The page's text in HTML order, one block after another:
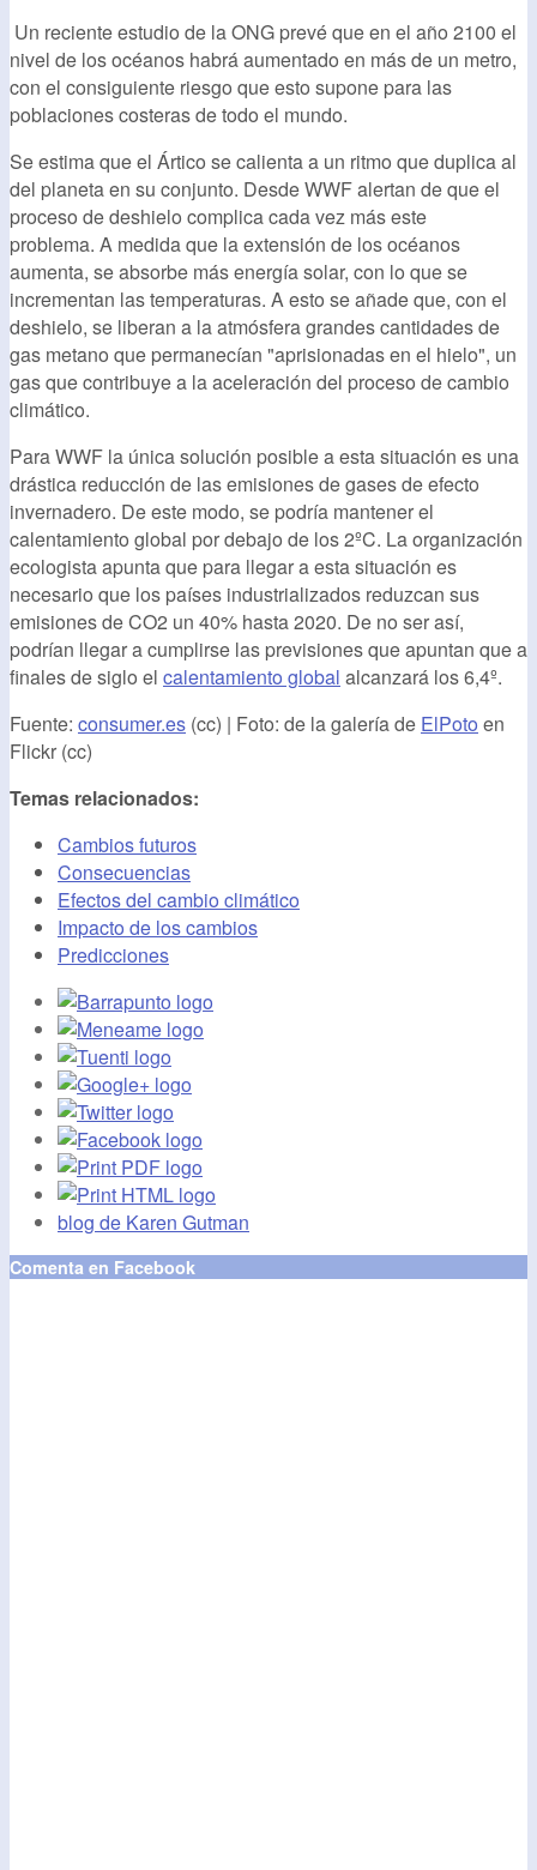
Un reciente estudio de la ONG prevé que en el año 2100 el
nivel de los océanos habrá aumentado en más de un metro,
con el consiguiente riesgo que esto supone para las
poblaciones costeras de todo el mundo.
Se estima que el Ártico se calienta a un ritmo que duplica al
del planeta en su conjunto. Desde WWF alertan de que el
proceso de deshielo complica cada vez más este
problema. A medida que la extensión de los océanos
aumenta, se absorbe más energía solar, con lo que se
incrementan las temperaturas. A esto se añade que, con el
deshielo, se liberan a la atmósfera grandes cantidades de
gas metano que permanecían "aprisionadas en el hielo", un
gas que contribuye a la aceleración del proceso de cambio
climático.
Para WWF la única solución posible a esta situación es una
drástica reducción de las emisiones de gases de efecto
invernadero. De este modo, se podría mantener el
calentamiento global por debajo de los 2ºC. La organización
ecologista apunta que para llegar a esta situación es
necesario que los países industrializados reduzcan sus
emisiones de CO2 un 40% hasta 2020. De no ser así,
podrían llegar a cumplirse las previsiones que apuntan que a
finales de siglo el calentamiento global alcanzará los 6,4º.
Fuente: consumer.es (cc) | Foto: de la galería de ElPoto en
Flickr (cc)
Temas relacionados:
Cambios futuros
Consecuencias
Efectos del cambio climático
Impacto de los cambios
Predicciones
blog de Karen Gutman
Comenta en Facebook